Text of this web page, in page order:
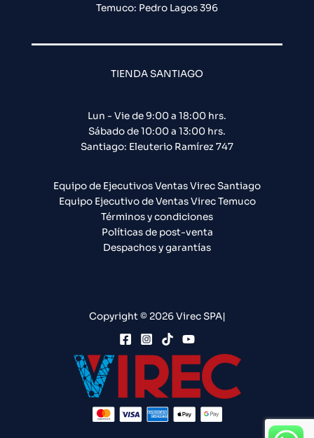
Temuco: Pedro Lagos 396
TIENDA SANTIAGO
Lun - Vie de 9:00 a 18:00 hrs.
Sábado de 10:00 a 13:00 hrs.
Santiago: Eleuterio Ramírez 747​
Equipo de Ejecutivos Ventas Virec Santiago
Equipo Ejecutivo de Ventas Virec Temuco
Términos y condiciones
Políticas de post-venta
Despachos y garantías
Copyright © 2026 Virec SPA|